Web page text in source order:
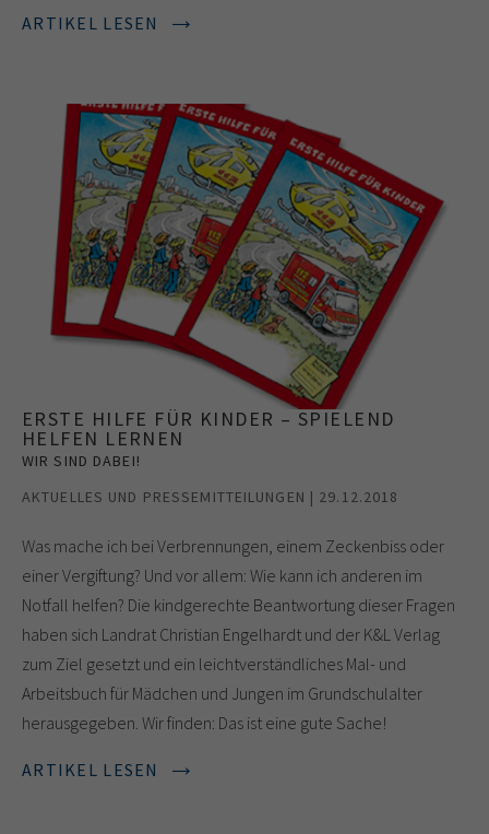
ARTIKEL LESEN
ERSTE HILFE FÜR KINDER – SPIELEND
HELFEN LERNEN
WIR SIND DABEI!
AKTUELLES UND PRESSEMITTEILUNGEN | 29.12.2018
Was mache ich bei Verbrennungen, einem Zeckenbiss oder
einer Vergiftung? Und vor allem: Wie kann ich anderen im
Notfall helfen? Die kindgerechte Beantwortung dieser Fragen
haben sich Landrat Christian Engelhardt und der K&L Verlag
zum Ziel gesetzt und ein leichtverständliches Mal- und
Arbeitsbuch für Mädchen und Jungen im Grundschulalter
herausgegeben. Wir finden: Das ist eine gute Sache!
ARTIKEL LESEN